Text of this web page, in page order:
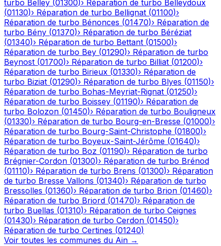
turbo Belley (01300)› Réparation de turbo Belleydoux
(01130)› Réparation de turbo Bellignat (01100)›
Réparation de turbo Bénonces (01470)› Réparation de
turbo Bény (01370)› Réparation de turbo Béréziat
(01340)› Réparation de turbo Bettant (01500)›
Réparation de turbo Bey (01290)› Réparation de turbo
Beynost (01700)› Réparation de turbo Billiat (01200)›
Réparation de turbo Birieux (01330)› Réparation de
turbo Biziat (01290)› Réparation de turbo Blyes (01150)›
Réparation de turbo Bohas-Meyriat-Rignat (01250)›
Réparation de turbo Boissey (01190)› Réparation de
turbo Bolozon (01450)› Réparation de turbo Bouligneux
(01330)› Réparation de turbo Bourg-en-Bresse (01000)›
Réparation de turbo Bourg-Saint-Christophe (01800)›
Réparation de turbo Boyeux-Saint-Jérôme (01640)›
Réparation de turbo Boz (01190)› Réparation de turbo
Brégnier-Cordon (01300)› Réparation de turbo Brénod
(01110)› Réparation de turbo Brens (01300)› Réparation
de turbo Bresse Vallons (01340)› Réparation de turbo
Bressolles (01360)› Réparation de turbo Brion (01460)›
Réparation de turbo Briord (01470)› Réparation de
turbo Buellas (01310)› Réparation de turbo Ceignes
(01430)› Réparation de turbo Cerdon (01450)›
Réparation de turbo Certines (01240)
Voir toutes les communes du Ain →